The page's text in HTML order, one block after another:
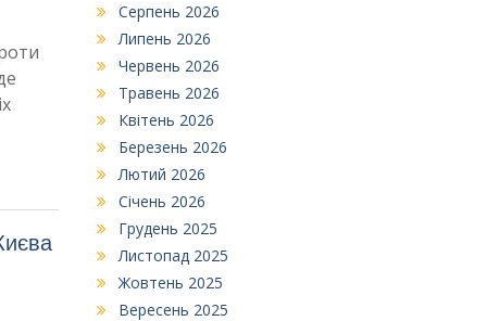
Серпень 2026
Липень 2026
Червень 2026
Травень 2026
Квітень 2026
Березень 2026
Лютий 2026
Січень 2026
Грудень 2025
Листопад 2025
Жовтень 2025
Вересень 2025